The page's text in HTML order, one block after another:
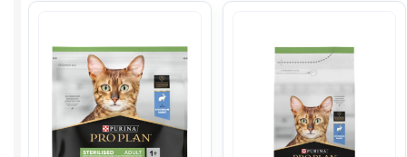
400г
1,5кг